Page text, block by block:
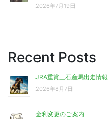
2026年7月19日
Recent Posts
JRA重賞三石産馬出走情報
2026年8月7日
金利変更のご案内